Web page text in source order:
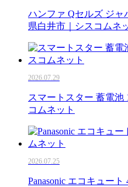
ハンファ Qセルズ ジャ
県白井市｜シスコムネ
2026.07.29
スマートスター 蓄電池
コムネット
2026.07.25
Panasonic エコキュー